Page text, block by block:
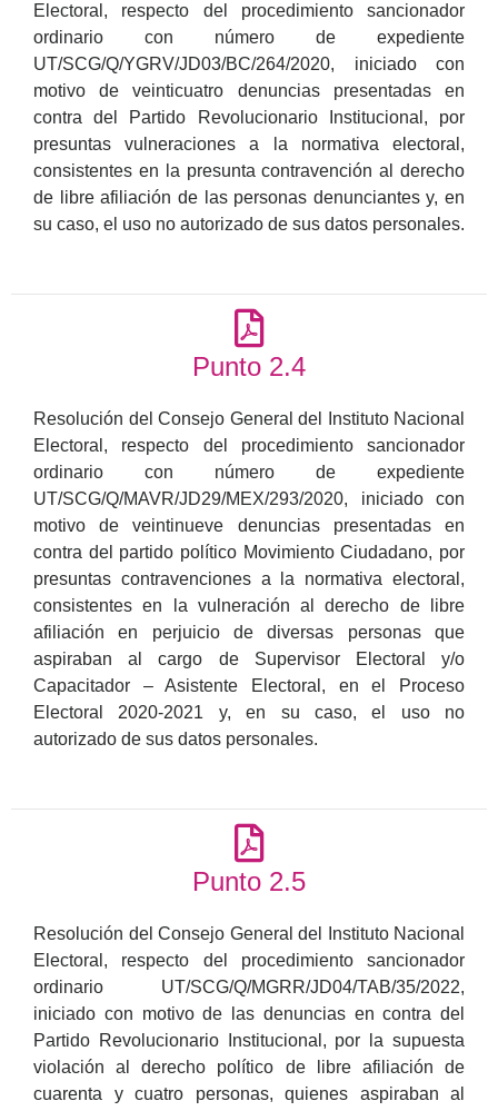
Electoral, respecto del procedimiento sancionador
ordinario con número de expediente
UT/SCG/Q/YGRV/JD03/BC/264/2020, iniciado con
motivo de veinticuatro denuncias presentadas en
contra del Partido Revolucionario Institucional, por
presuntas vulneraciones a la normativa electoral,
consistentes en la presunta contravención al derecho
de libre afiliación de las personas denunciantes y, en
su caso, el uso no autorizado de sus datos personales.
Punto 2.4
Resolución del Consejo General del Instituto Nacional
Electoral, respecto del procedimiento sancionador
ordinario con número de expediente
UT/SCG/Q/MAVR/JD29/MEX/293/2020, iniciado con
motivo de veintinueve denuncias presentadas en
contra del partido político Movimiento Ciudadano, por
presuntas contravenciones a la normativa electoral,
consistentes en la vulneración al derecho de libre
afiliación en perjuicio de diversas personas que
aspiraban al cargo de Supervisor Electoral y/o
Capacitador – Asistente Electoral, en el Proceso
Electoral 2020-2021 y, en su caso, el uso no
autorizado de sus datos personales.
Punto 2.5
Resolución del Consejo General del Instituto Nacional
Electoral, respecto del procedimiento sancionador
ordinario UT/SCG/Q/MGRR/JD04/TAB/35/2022,
iniciado con motivo de las denuncias en contra del
Partido Revolucionario Institucional, por la supuesta
violación al derecho político de libre afiliación de
cuarenta y cuatro personas, quienes aspiraban al